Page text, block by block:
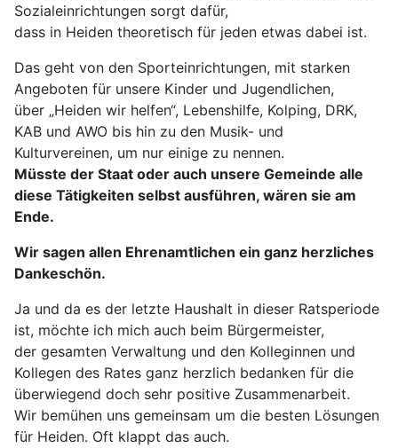
Sozialeinrichtungen sorgt dafür,
dass in Heiden theoretisch für jeden etwas dabei ist.
Das geht von den Sporteinrichtungen, mit starken
Angeboten für unsere Kinder und Jugendlichen,
über „Heiden wir helfen“, Lebenshilfe, Kolping, DRK,
KAB und AWO bis hin zu den Musik- und
Kulturvereinen, um nur einige zu nennen.
Müsste der Staat oder auch unsere Gemeinde alle
diese Tätigkeiten selbst ausführen, wären sie am
Ende.
Wir sagen allen Ehrenamtlichen ein ganz herzliches
Dankeschön.
Ja und da es der letzte Haushalt in dieser Ratsperiode
ist, möchte ich mich auch beim Bürgermeister,
der gesamten Verwaltung und den Kolleginnen und
Kollegen des Rates ganz herzlich bedanken für die
überwiegend doch sehr positive Zusammenarbeit.
Wir bemühen uns gemeinsam um die besten Lösungen
für Heiden. Oft klappt das auch.